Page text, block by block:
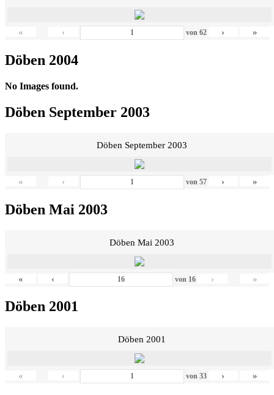
« ‹ von 62 › »
Döben 2004
No Images found.
Döben September 2003
Döben September 2003
« ‹ von 57 › »
Döben Mai 2003
Döben Mai 2003
« ‹ von 16 › »
Döben 2001
Döben 2001
« ‹ von 33 › »